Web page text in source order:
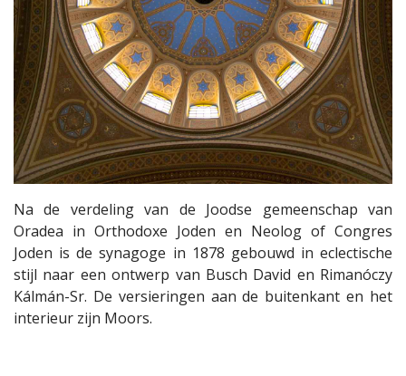
Na de verdeling van de Joodse gemeenschap van
Oradea in Orthodoxe Joden en Neolog of Congres
Joden is de synagoge in 1878 gebouwd in eclectische
stijl naar een ontwerp van Busch David en Rimanóczy
Kálmán-Sr. De versieringen aan de buitenkant en het
interieur zijn Moors.